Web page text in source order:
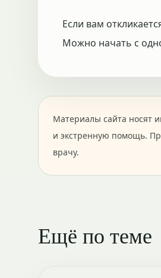
Если вам
Можно начать с
Материалы сайта носят
и экстренную помощь.
врачу.
Ещё по теме